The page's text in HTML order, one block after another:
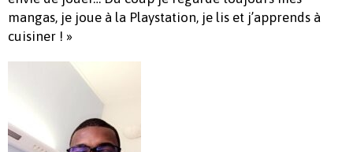
mangas, je joue à la Playstation, je lis et j’apprends à
cuisiner ! »